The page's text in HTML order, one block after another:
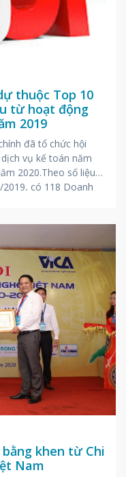
thuộc Top 10
từ hoạt động
2019
đã tổ chức hội
vụ kế toán năm
2020.Theo số liệu
có 118 Doanh
bằng khen từ Chi
Nam